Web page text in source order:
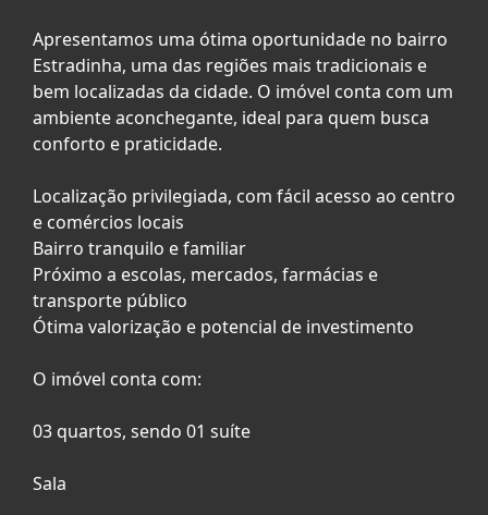
Apresentamos uma ótima oportunidade no bairro
Estradinha, uma das regiões mais tradicionais e
bem localizadas da cidade. O imóvel conta com um
ambiente aconchegante, ideal para quem busca
conforto e praticidade.
Localização privilegiada, com fácil acesso ao centro
e comércios locais
Bairro tranquilo e familiar
Próximo a escolas, mercados, farmácias e
transporte público
Ótima valorização e potencial de investimento
O imóvel conta com:
03 quartos, sendo 01 suíte
Sala